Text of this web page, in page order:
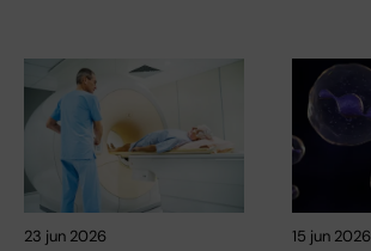
23 jun 2026 15 jun 2026